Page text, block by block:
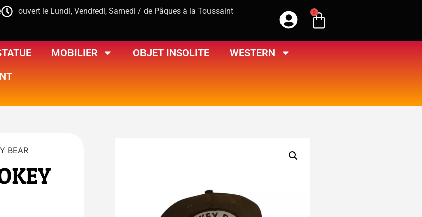
ouvert le Lundi, Vendredi, Samedi / de Pâques à la Toussaint
0
MOBILIER OBJET INSOLITE
WESTERN
BEAR